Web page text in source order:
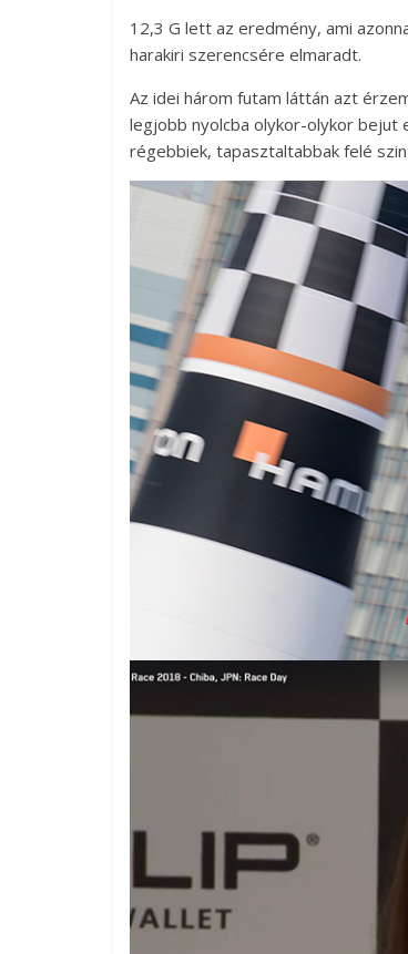
12,3 G lett az eredmény, ami
harakiri szerencsére elmaradt.
Az idei három futam láttán azt
legjobb nyolcba olykor-olykor bejut
régebbiek, tapasztaltabbak felé